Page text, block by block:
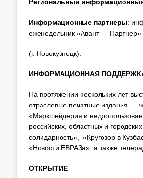
Региональный
Информационные партнеры:
еженедельник «Авант —
(г. Новокузнецк).
ИНФОРМАЦИОННАЯ
На протяжении нескольких лет
отраслевые печатные издания —
«Маркшейдерия и
российских, областных и
солидарность», «Кругозор в
«Новости ЕВРАЗа», а также
ОТКРЫТИЕ